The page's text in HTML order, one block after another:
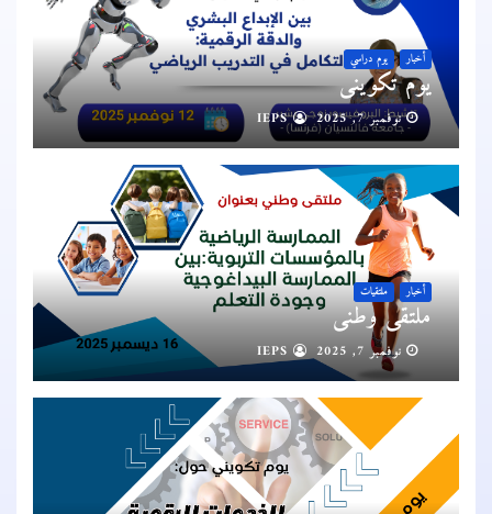
أخبار يوم دراسي
يوم تكويني
نوفمبر 7, 2025 IEPS
أخبار ملتقيات
ملتقى وطني
نوفمبر 7, 2025